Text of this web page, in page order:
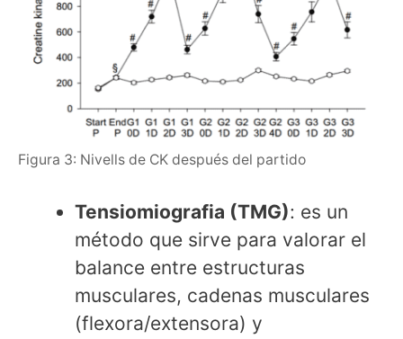
Figura 3: Nivells de CK después del partido
Tensiomiografia (TMG): es un
método que sirve para valorar el
balance entre estructuras
musculares, cadenas musculares
(flexora/extensora) y